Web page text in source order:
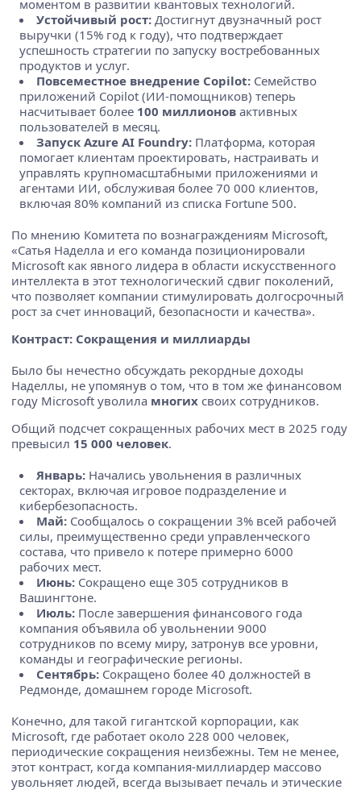
моментом в развитии квантовых технологий.
Устойчивый рост: Достигнут двузначный рост
выручки (15% год к году), что подтверждает
успешность стратегии по запуску востребованных
продуктов и услуг.
Повсеместное внедрение Copilot: Семейство
приложений Copilot (ИИ-помощников) теперь
насчитывает более 100 миллионов активных
пользователей в месяц.
Запуск Azure AI Foundry: Платформа, которая
помогает клиентам проектировать, настраивать и
управлять крупномасштабными приложениями и
агентами ИИ, обслуживая более 70 000 клиентов,
включая 80% компаний из списка Fortune 500.
По мнению Комитета по вознаграждениям Microsoft,
«Сатья Наделла и его команда позиционировали
Microsoft как явного лидера в области искусственного
интеллекта в этот технологический сдвиг поколений,
что позволяет компании стимулировать долгосрочный
рост за счет инноваций, безопасности и качества».
Контраст: Сокращения и миллиарды
Было бы нечестно обсуждать рекордные доходы
Наделлы, не упомянув о том, что в том же финансовом
году Microsoft уволила многих своих сотрудников.
Общий подсчет сокращенных рабочих мест в 2025 году
превысил 15 000 человек.
Январь: Начались увольнения в различных
секторах, включая игровое подразделение и
кибербезопасность.
Май: Сообщалось о сокращении 3% всей рабочей
силы, преимущественно среди управленческого
состава, что привело к потере примерно 6000
рабочих мест.
Июнь: Сокращено еще 305 сотрудников в
Вашингтоне.
Июль: После завершения финансового года
компания объявила об увольнении 9000
сотрудников по всему миру, затронув все уровни,
команды и географические регионы.
Сентябрь: Сокращено более 40 должностей в
Редмонде, домашнем городе Microsoft.
Конечно, для такой гигантской корпорации, как
Microsoft, где работает около 228 000 человек,
периодические сокращения неизбежны. Тем не менее,
этот контраст, когда компания-миллиардер массово
увольняет людей, всегда вызывает печаль и этические